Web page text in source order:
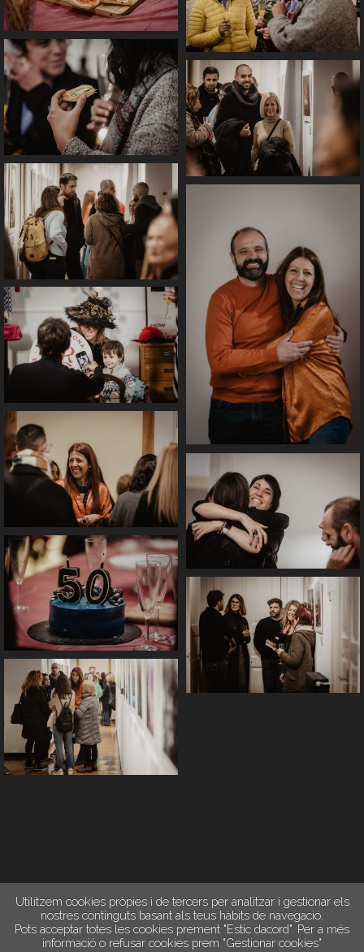
Utilitzem cookies pròpies i de tercers per analitzar i gestionar els
nostres continguts basant als teus hàbits de navegació.
Pots acceptar totes les cookies prement "Estic dacord". Per a més
informació o refusar cookies prem "Gestionar cookies"